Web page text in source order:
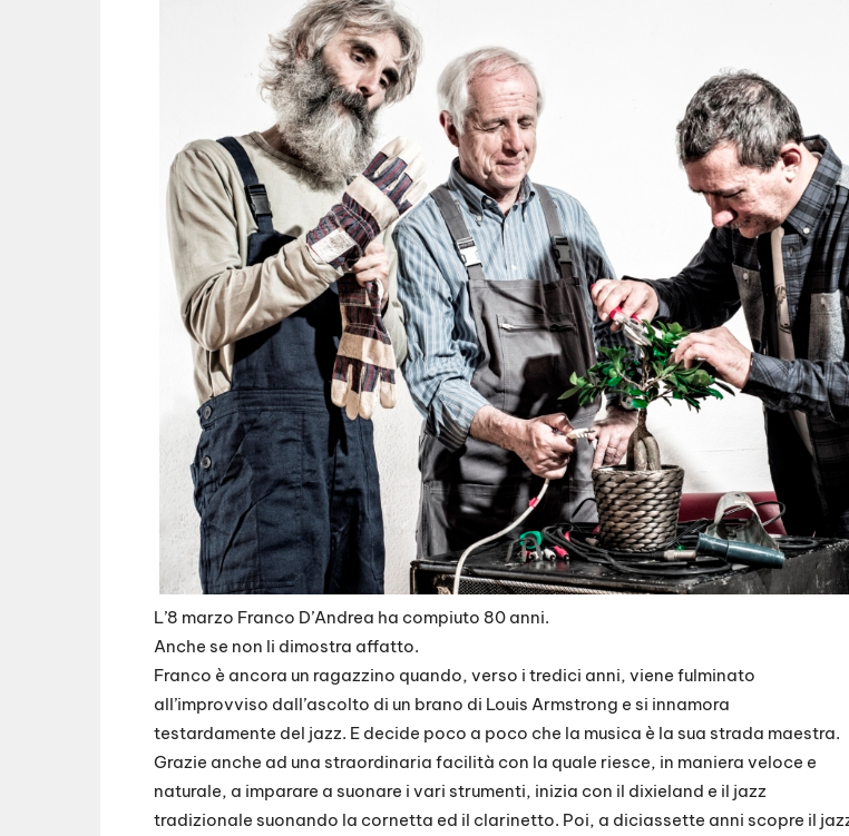
L’8 marzo Franco D’Andrea ha compiuto 80 anni.
Anche se non li dimostra affatto.
Franco è ancora un ragazzino quando, verso i tredici anni, viene fulminato
all’improvviso dall’ascolto di un brano di Louis Armstrong e si innamora
testardamente del jazz. E decide poco a poco che la musica è la sua strada maestra.
Grazie anche ad una straordinaria facilità con la quale riesce, in maniera veloce e
naturale, a imparare a suonare i vari strumenti, inizia con il dixieland e il jazz
tradizionale suonando la cornetta ed il clarinetto. Poi, a diciassette anni scopre il